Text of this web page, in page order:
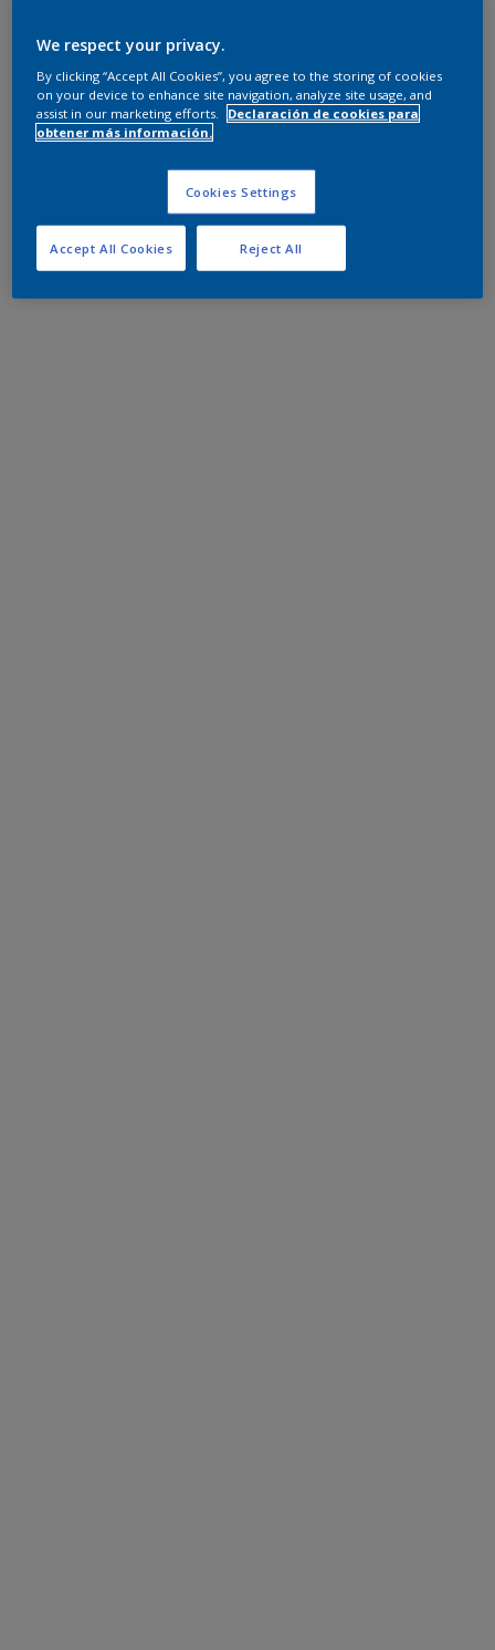
We respect your privacy.
By clicking “Accept All Cookies”, you agree to the storing of cookies
on your device to enhance site navigation, analyze site usage, and
assist in our marketing efforts.
Declaración de cookies para
obtener más información.
Cookies Settings
Reject All
Accept All Cookies